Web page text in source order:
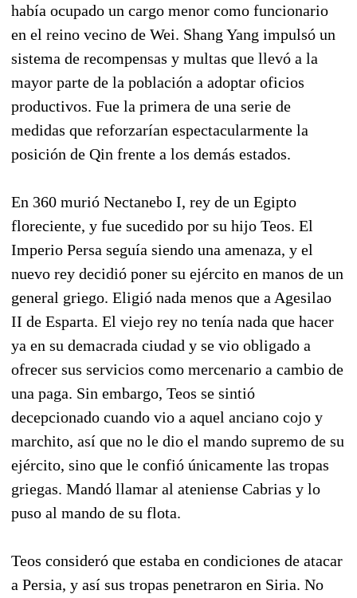
había ocupado un cargo menor como funcionario
en el reino vecino de Wei. Shang Yang impulsó un
sistema de recompensas y multas que llevó a la
mayor parte de la población a adoptar oficios
productivos. Fue la primera de una serie de
medidas que reforzarían espectacularmente la
posición de Qin frente a los demás estados.
En 360 murió Nectanebo I, rey de un Egipto
floreciente, y fue sucedido por su hijo Teos. El
Imperio Persa seguía siendo una amenaza, y el
nuevo rey decidió poner su ejército en manos de un
general griego. Eligió nada menos que a Agesilao
II de Esparta. El viejo rey no tenía nada que hacer
ya en su demacrada ciudad y se vio obligado a
ofrecer sus servicios como mercenario a cambio de
una paga. Sin embargo, Teos se sintió
decepcionado cuando vio a aquel anciano cojo y
marchito, así que no le dio el mando supremo de su
ejército, sino que le confió únicamente las tropas
griegas. Mandó llamar al ateniense Cabrias y lo
puso al mando de su flota.
Teos consideró que estaba en condiciones de atacar
a Persia, y así sus tropas penetraron en Siria. No